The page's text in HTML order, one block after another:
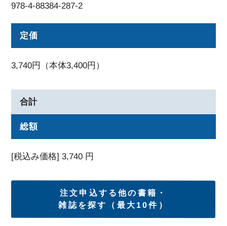
978-4-88384-287-2
定価
3,740円（本体3,400円）
合計
総額
[税込み価格]3,740 円
注文申込する他の書籍・
雑誌を探す（最大10件）